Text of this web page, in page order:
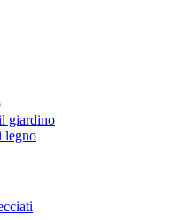
giardino
legno